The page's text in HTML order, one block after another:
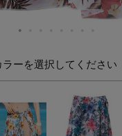
雨対策グッズ
しか買えないアイテム
・財布
グ
ション小物
ラー・ケープ
サリー
ラーを選択してください